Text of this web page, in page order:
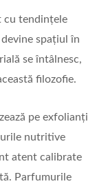
cu tendințele
spațiul în
se întâlnesc,
filozofie.
pe exfolianți
nutritive
atent calibrate
Parfumurile